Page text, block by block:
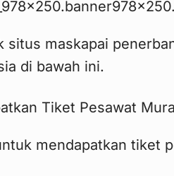
situs maskapai
di bawah ini.
mendapatkan tiket